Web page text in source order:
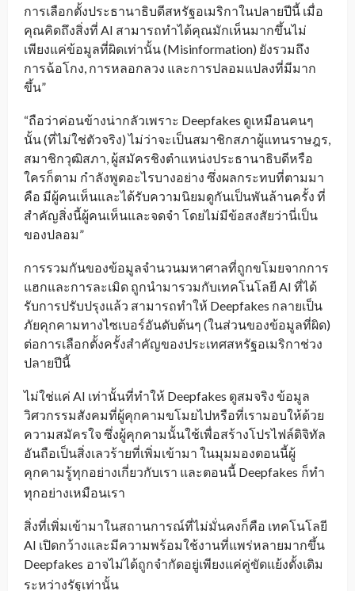
การเลือกตั้งประธานาธิบดีสหรัฐอเมริกาในปลายปีนี้ เมื่อ
คุณคิดถึงสิ่งที่ AI สามารถทำได้คุณมักเห็นมากขึ้นไม่
เพียงแค่ข้อมูลที่ผิดเท่านั้น (Misinformation) ยังรวมถึง
การฉ้อโกง, การหลอกลวง และการปลอมแปลงที่มีมาก
ขึ้น”
“ถือว่าค่อนข้างน่ากลัวเพราะ Deepfakes ดูเหมือนคนๆ
นั้น (ที่ไม่ใช่ตัวจริง) ไม่ว่าจะเป็นสมาชิกสภาผู้แทนราษฎร,
สมาชิกวุฒิสภา, ผู้สมัครชิงตำแหน่งประธานาธิบดีหรือ
ใครก็ตาม กำลังพูดอะไรบางอย่าง ซึ่งผลกระทบที่ตามมา
คือ มีผู้คนเห็นและได้รับความนิยมดูกันเป็นพันล้านครั้ง ที่
สำคัญสิ่งนี้ผู้คนเห็นและจดจำ โดยไม่มีข้อสงสัยว่านี่เป็น
ของปลอม”
การรวมกันของข้อมูลจำนวนมหาศาลที่ถูกขโมยจากการ
แฮกและการละเมิด ถูกนำมารวมกับเทคโนโลยี AI ที่ได้
รับการปรับปรุงแล้ว สามารถทำให้ Deepfakes กลายเป็น
ภัยคุกคามทางไซเบอร์อันดับต้นๆ (ในส่วนของข้อมูลที่ผิด)
ต่อการเลือกตั้งครั้งสำคัญของประเทศสหรัฐอเมริกาช่วง
ปลายปีนี้
ไม่ใช่แค่ AI เท่านั้นที่ทำให้ Deepfakes ดูสมจริง ข้อมูล
วิศวกรรมสังคมที่ผู้คุกคามขโมยไปหรือที่เรามอบให้ด้วย
ความสมัครใจ ซึ่งผู้คุกคามนั้นใช้เพื่อสร้างโปรไฟล์ดิจิทัล
อันถือเป็นสิ่งเลวร้ายที่เพิ่มเข้ามา ในมุมมองตอนนี้ผู้
คุกคามรู้ทุกอย่างเกี่ยวกับเรา และตอนนี้ Deepfakes ก็ทำ
ทุกอย่างเหมือนเรา
สิ่งที่เพิ่มเข้ามาในสถานการณ์ที่ไม่มั่นคงก็คือ เทคโนโลยี
AI เปิดกว้างและมีความพร้อมใช้งานที่แพร่หลายมากขึ้น
Deepfakes อาจไม่ได้ถูกจำกัดอยู่เพียงแค่คู่ขัดแย้งดั้งเดิม
ระหว่างรัฐเท่านั้น